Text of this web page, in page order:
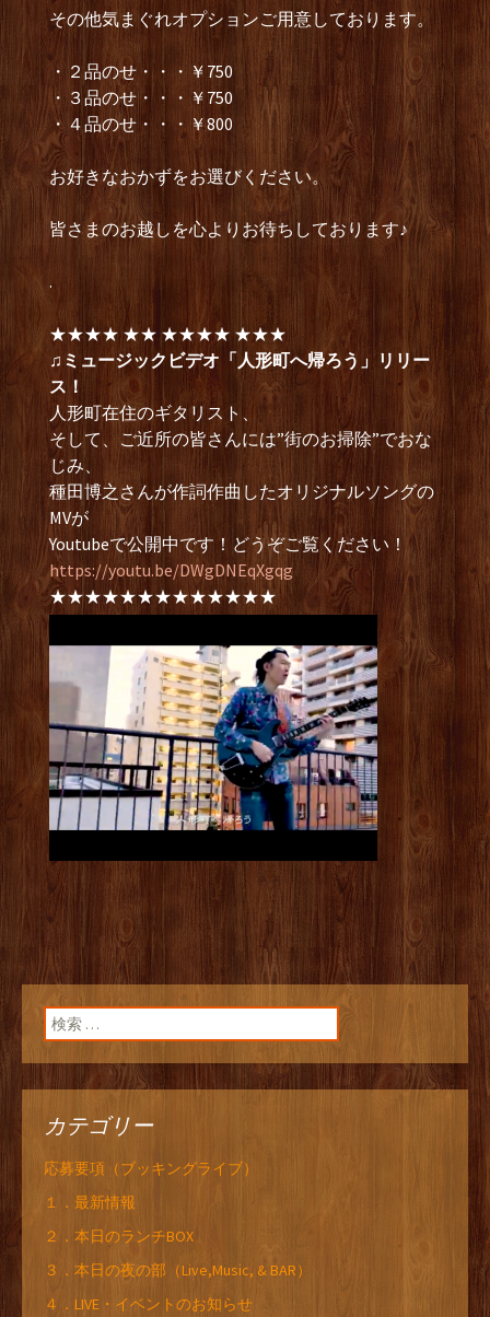
その他気まぐれオプションご用意しております。
・２品のせ・・・￥750
・３品のせ・・・￥750
・４品のせ・・・￥800
お好きなおかずをお選びください。
皆さまのお越しを心よりお待ちしております♪
.
★★★★ ★★ ★★★★ ★★★
♫ミュージックビデオ「人形町へ帰ろう」リリー
ス！
人形町在住のギタリスト、
そして、ご近所の皆さんには”街のお掃除”でおな
じみ、
種田博之さんが作詞作曲したオリジナルソングの
MVが
Youtubeで公開中です！どうぞご覧ください！
https://youtu.be/DWgDNEqXgqg
★★★★★★★★★★★★★
検索:
カテゴリー
応募要項（ブッキングライブ）
１．最新情報
２．本日のランチBOX
３．本日の夜の部（Live,Music, & BAR）
４．LIVE・イベントのお知らせ